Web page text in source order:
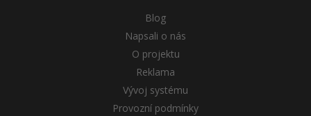
Blog
Napsali o nás
O projektu
Reklama
Vývoj systému
Provozní podmínky